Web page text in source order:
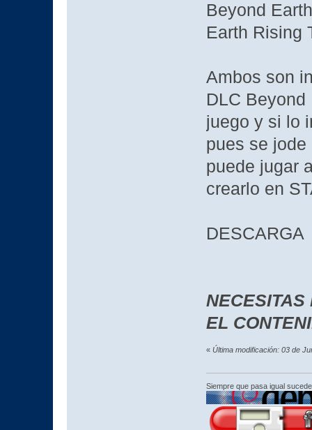
Beyond
Earth Rising
Ambos son
DLC
juego y si lo
pues se
puede jugar
crearlo en
DESCARGA
NECESITAS
EL
« Última modificación: 03 de
Siempre que pasa igual